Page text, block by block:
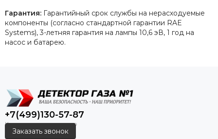
Гарантия: Гарантийный срок службы на нерасходуемые
компоненты (согласно стандартной гарантии RAE
Systems), 3-летняя гарантия на лампы 10,6 эВ, 1 год на
насос и батарею.
+7(499)130-57-87
Заказать звонок